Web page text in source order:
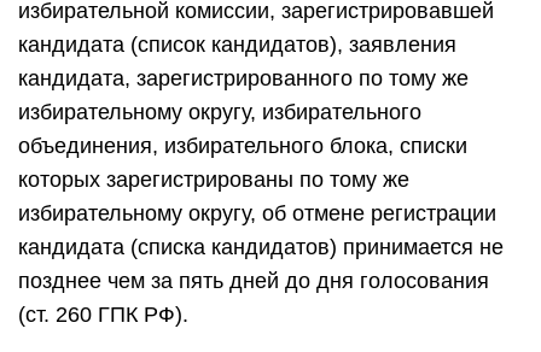
избирательной комиссии, зарегистрировавшей
кандидата (список кандидатов), заявления
кандидата, зарегистрированного по тому же
избирательному округу, избирательного
объединения, избирательного блока, списки
которых зарегистрированы по тому же
избирательному округу, об отмене регистрации
кандидата (списка кандидатов) принимается не
позднее чем за пять дней до дня голосования
(ст. 260 ГПК РФ).